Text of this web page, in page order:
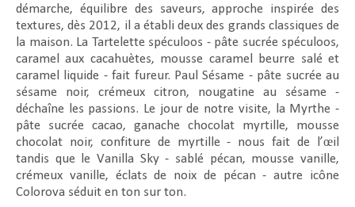
démarche, équilibre des saveurs, approche inspirée des
textures, dès 2012, il a établi deux des grands classiques de
la maison. La Tartelette spéculoos - pâte sucrée spéculoos,
caramel aux cacahuètes, mousse caramel beurre salé et
caramel liquide - fait fureur. Paul Sésame - pâte sucrée au
sésame noir, crémeux citron, nougatine au sésame -
déchaîne les passions. Le jour de notre visite, la Myrthe -
pâte sucrée cacao, ganache chocolat myrtille, mousse
chocolat noir, confiture de myrtille - nous fait de l’œil
tandis que le Vanilla Sky - sablé pécan, mousse vanille,
crémeux vanille, éclats de noix de pécan - autre icône
Colorova séduit en ton sur ton.